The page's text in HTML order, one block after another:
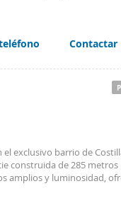
Contactar
exclusivo barrio de
construida de 285 metros
amplios y luminosidad,